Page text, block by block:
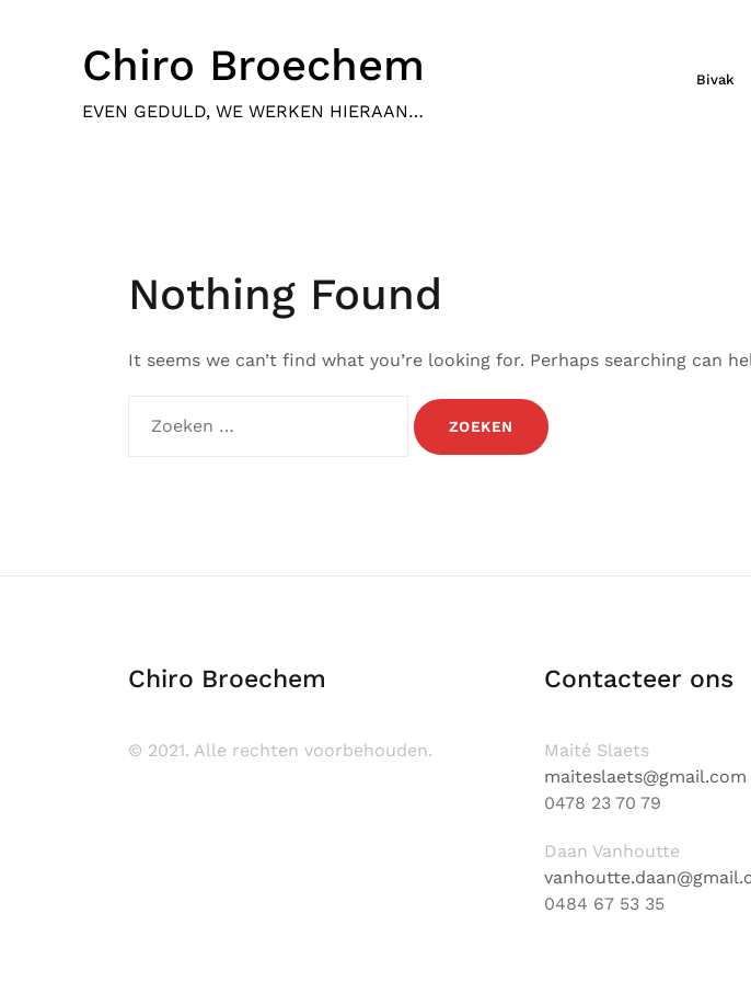
Chiro Broechem
EVEN GEDULD, WE WERKEN HIERAAN…
Bivak
Nothing Found
It seems we can’t find what you’re looking for. Perhaps searching can
naar:
Chiro Broechem
© 2021. Alle rechten voorbehouden.
Contacteer ons
Maité Slaets
maiteslaets@gmail.com
0478 23 70 79
Daan Vanhoutte
0484 67 53 35